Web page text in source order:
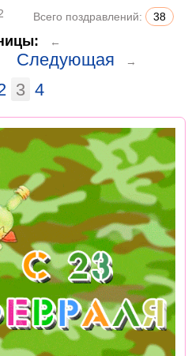
Всего поздравлений: 38
←
Следующая →
3 4